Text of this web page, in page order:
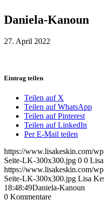
Daniela-Kanoun
27. April 2022
Eintrag teilen
Teilen auf X
Teilen auf WhatsApp
Teilen auf Pinterest
Teilen auf LinkedIn
Per E-Mail teilen
https://www.lisakeskin.com/
Seite-LK-300x300.jpg 0 0
https://www.lisakeskin.com/
Seite-LK-300x300.jpg Lisa
18:48:49Daniela-Kanoun
0 Kommentare